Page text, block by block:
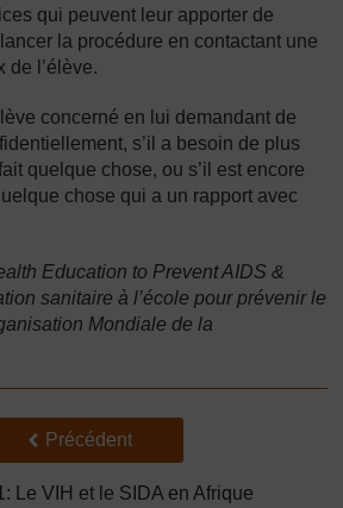
qui peuvent leur apporter de
lancer la procédure en contactant une
de l’élève.
concerné en lui demandant de
s’il a besoin de plus
quelque chose, ou s’il est encore
chose qui a un rapport avec
Education to Prevent AIDS &
sanitaire à l’école pour prévenir le
Mondiale de la
Précédent
Précédent
Le VIH et le SIDA en Afrique